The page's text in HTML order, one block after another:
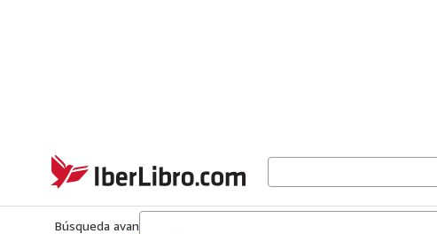
IberLibro.com
Búsqueda avanzada